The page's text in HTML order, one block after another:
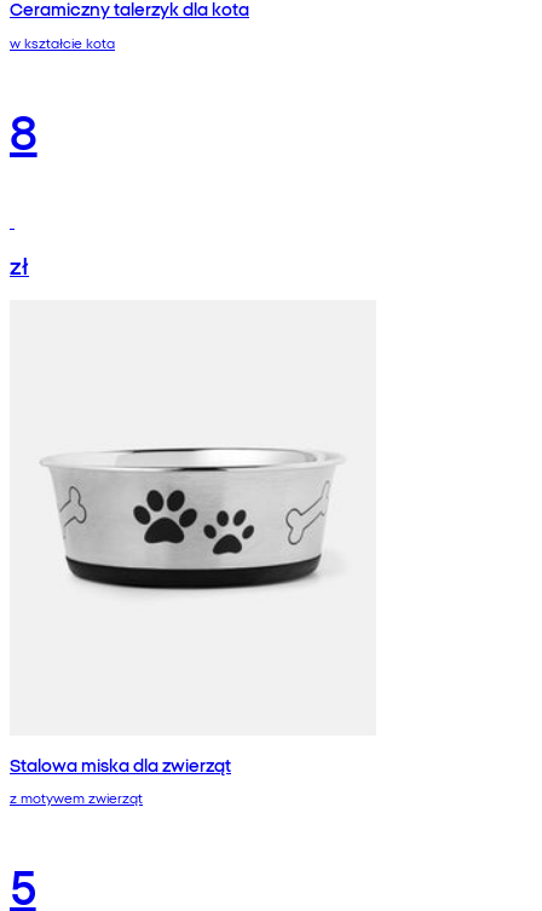
Ceramiczny talerzyk dla kota
w kształcie kota
8
zł
Stalowa miska dla zwierząt
z motywem zwierząt
5